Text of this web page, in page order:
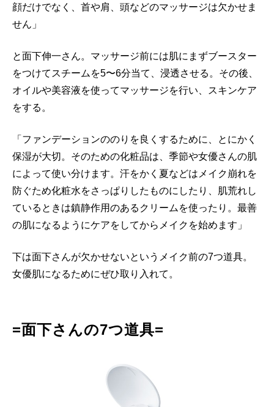
顔だけでなく、首や肩、頭などのマッサージは欠かせま
せん」
と面下伸一さん。マッサージ前には肌にまずブースター
をつけてスチームを5〜6分当て、浸透させる。その後、
オイルや美容液を使ってマッサージを行い、スキンケア
をする。
「ファンデーションののりを良くするために、とにかく
保湿が大切。そのための化粧品は、季節や女優さんの肌
によって使い分けます。汗をかく夏などはメイク崩れを
防ぐため化粧水をさっぱりしたものにしたり、肌荒れし
ているときは鎮静作用のあるクリームを使ったり。最善
の肌になるようにケアをしてからメイクを始めます」
下は面下さんが欠かせないというメイク前の7つ道具。
女優肌になるためにぜひ取り入れて。
=面下さんの7つ道具=